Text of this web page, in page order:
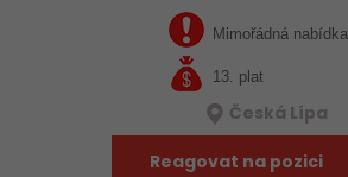
jste šikovný absolvent…
Mimořádná nabídka
13. plat
Česká Lípa
Reagovat na pozici